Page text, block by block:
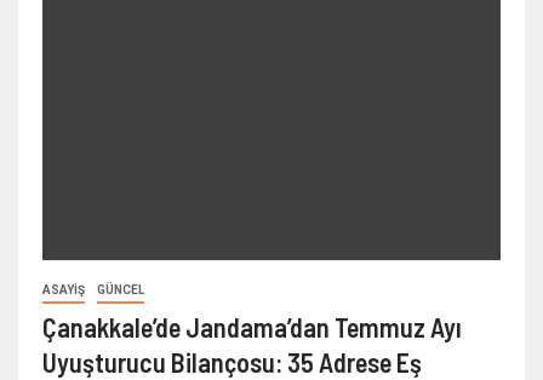
ASAYIŞ GÜNCEL
Çanakkale’de Jandama’dan Temmuz Ayı
Uyuşturucu Bilançosu: 35 Adrese Eş